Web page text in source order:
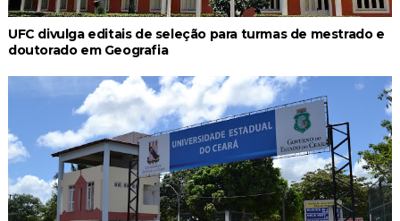
UFC divulga editais de seleção para turmas de mestrado e
doutorado em Geografia